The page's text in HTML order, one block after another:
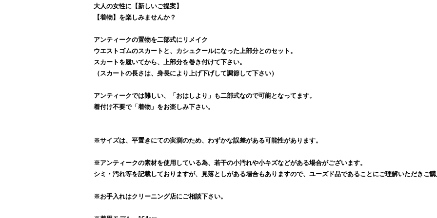
大人の女性に【新しいご提案】
【着物】を楽しみませんか？
アンティークの置物を二部式にリメイク
ウエストゴムのスカートと、カシュクールになった上部分とのセット。
スカートを履いてから、上部分を巻き付けて下さい。
（スカートの長さは、身長により上げ下げして調節して下さい）
アンティークでは難しい、「おはしより」も二部式なので可能となってます。
着付け不要で「着物」をお楽しみ下さい。
※サイズは、平置きにての実測のため、わずかな誤差がある可能性があります。
※アンティークの素材を使用している為、若干の小汚れや小キズなどがある場合がございます。
シミ・汚れ等を記載しておりますが、見落としがある場合もありますので、ユーズド品であることにご理解いただきご購
※お手入れはクリーニング店にご相談下さい。